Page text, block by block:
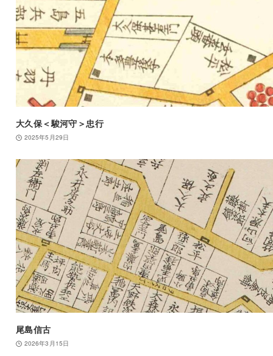
大久保＜駿河守＞忠行
2025年5月29日
尾島信古
2026年3月15日